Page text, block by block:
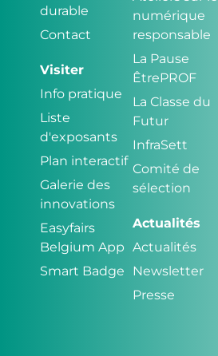
durable
Contact
Visiter
Info pratique
Liste
d'exposants
Plan interactif
Galerie des
innovations
Easyfairs
Belgium App
Smart Badge
numérique
responsable
La Pause
ÊtrePROF
La Classe du
Futur
InfraSett
Comité de
sélection
Actualités
Actualités
Newsletter
Presse